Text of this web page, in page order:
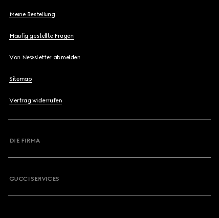
Meine Bestellung
Häufig gestellte Fragen
Von Newsletter abmelden
Sitemap
Vertrag widerrufen
DIE FIRMA
GUCCI SERVICES